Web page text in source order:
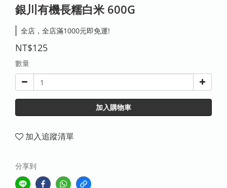
銀川有機長糯白米 600G
全店，全店滿1000元即免運!
NT$125
數量
加入購物車
加入追蹤清單
分享到